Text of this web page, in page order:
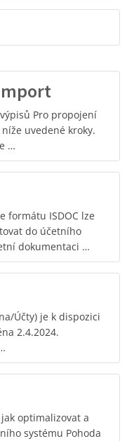
Pro propojení
uvedené kroky.
…
formátu ISDOC lze
do účetního
dokumentaci …
Účty) je k dispozici
2.4.2024.
optimalizovat a
systému Pohoda